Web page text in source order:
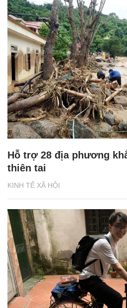
KINH TẾ XÃ HỘI
Hỗ trợ 28 địa phương
thiên tai